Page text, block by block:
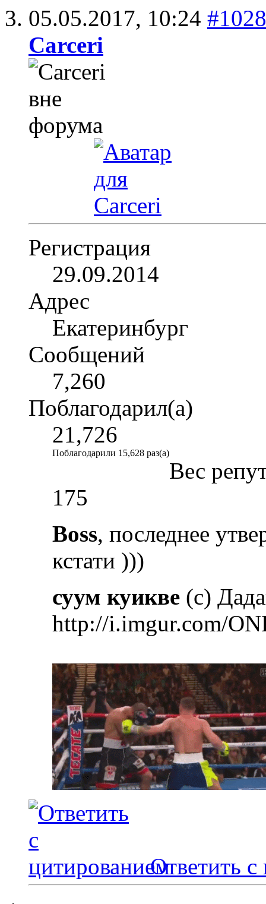
05.05.2017, 10:24
Carceri
Регистрация
29.09.2014
Адрес
Екатеринбург
Сообщений
7,260
Поблагодарил(а)
21,726
Поблагодарили 15,628 раз(а)
Вес
175
Boss, последнее
кстати )))
суум куикве (с)
http://i.imgur.com/
Ответить с